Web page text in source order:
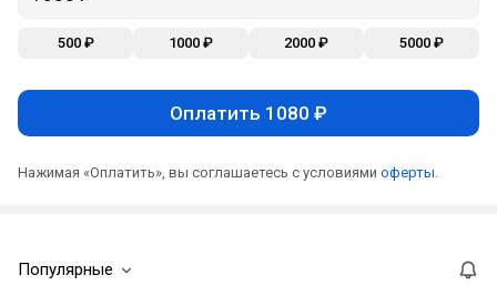
500 ₽ 1000 ₽ 2000 ₽ 5000 ₽
Оплатить 1080 ₽
Нажимая «Оплатить», вы соглашаетесь с условиями оферты.
Популярные